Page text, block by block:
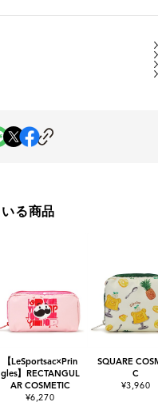
る商品
【LeSportsac×Prin
gles】RECTANGUL
AR COSMETIC
¥6,270
SQUARE
C
¥3,960